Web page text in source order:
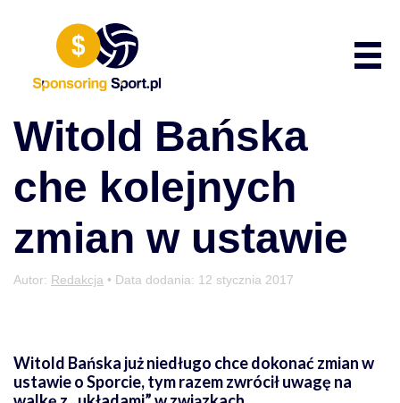
Witold Bańska
che kolejnych
zmian w ustawie
Autor: Redakcja • Data dodania: 12 stycznia 2017
Witold Bańska już niedługo chce dokonać zmian w
ustawie o Sporcie, tym razem zwrócił uwagę na